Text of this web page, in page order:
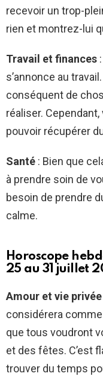
recevoir un trop-
rien et montrez-lui
Travail et finances
s’annonce au
conséquent de
réaliser.
pouvoir récupérer
Santé : Bien que
à prendre soin de
besoin de prendre
calme.
Horoscope
25 au 31 juillet
Amour et vie privée
considérera
que tous voudront
et des fêtes. C’est
trouver du temps